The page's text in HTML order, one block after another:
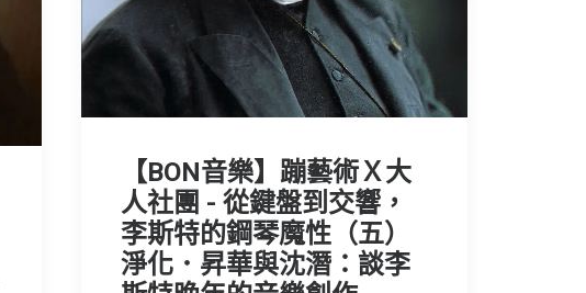
【BON音樂】蹦藝術Ｘ大
人社團 - 從鍵盤到交響，
李斯特的鋼琴魔性（五）
淨化．昇華與沈潛：談李